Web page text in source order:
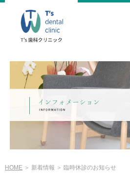
HOME ＞ 新着情報 ＞ 臨時休診のお知らせ